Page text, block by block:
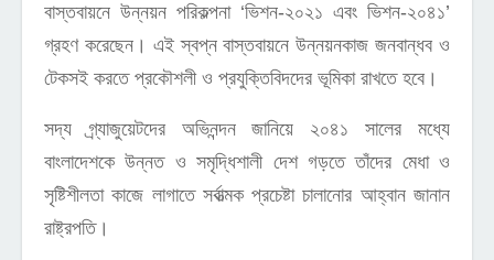
বাস্তবায়নে উন্নয়ন পরিকল্পনা ‘ভিশন-২০২১ এবং ভিশন-২০৪১’
গ্রহণ করেছেন। এই স্বপ্ন বাস্তবায়নে উন্নয়নকাজ জনবান্ধব ও
টেকসই করতে প্রকৌশলী ও প্রযুক্তিবিদদের ভূমিকা রাখতে হবে।
সদ্য গ্র্যাজুয়েটদের অভিনন্দন জানিয়ে ২০৪১ সালের মধ্যে
বাংলাদেশকে উন্নত ও সমৃদ্ধিশালী দেশ গড়তে তাঁদের মেধা ও
সৃষ্টিশীলতা কাজে লাগাতে সর্বাত্মক প্রচেষ্টা চালানোর আহ্বান জানান
রাষ্ট্রপতি।